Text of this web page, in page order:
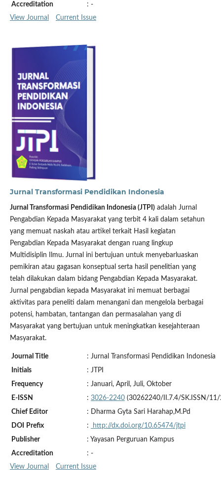
Accreditation
: -
View Journal
Current Issue
Jurnal Transformasi Pendidikan Indonesia
Jurnal Transformasi Pendidikan Indonesia (JTPI)adalah Jurnal
Pengabdian Kepada Masyarakat yang terbit 4 kali dalam setahun
yang memuat naskah atau artikel terkait Hasil kegiatan
Pengabdian Kepada Masyarakat dengan ruang lingkup
Multidisiplin Ilmu. Jurnal ini bertujuan untuk menyebarluaskan
pemikiran atau gagasan konseptual serta hasil penelitian yang
telah dilakukan dalam bidang Pengabdian Kepada Masyarakat.
Jurnal pengabdian kepada Masyarakat ini memuat berbagai
aktivitas para peneliti dalam menangani dan mengelola berbagai
potensi, hambatan, tantangan dan permasalahan yang di
Masyarakat yang bertujuan untuk meningkatkan kesejahteraan
Masyarakat.
Journal Title
: Jurnal Transformasi Pendidikan Indonesia
Initials
: JTPI
Frequency
: Januari, April, Juli, Oktober
E-ISSN
: 3026-2240(30262240/II.7.4/SK.ISSN/11/
Chief Editor
: Dharma Gyta Sari Harahap,M.Pd
DOI
Prefix :
http://dx.doi.org/10.65474/jtpi
Publisher
: Yayasan Perguruan Kampus
Accreditation
: -
View Journal
Current Issue